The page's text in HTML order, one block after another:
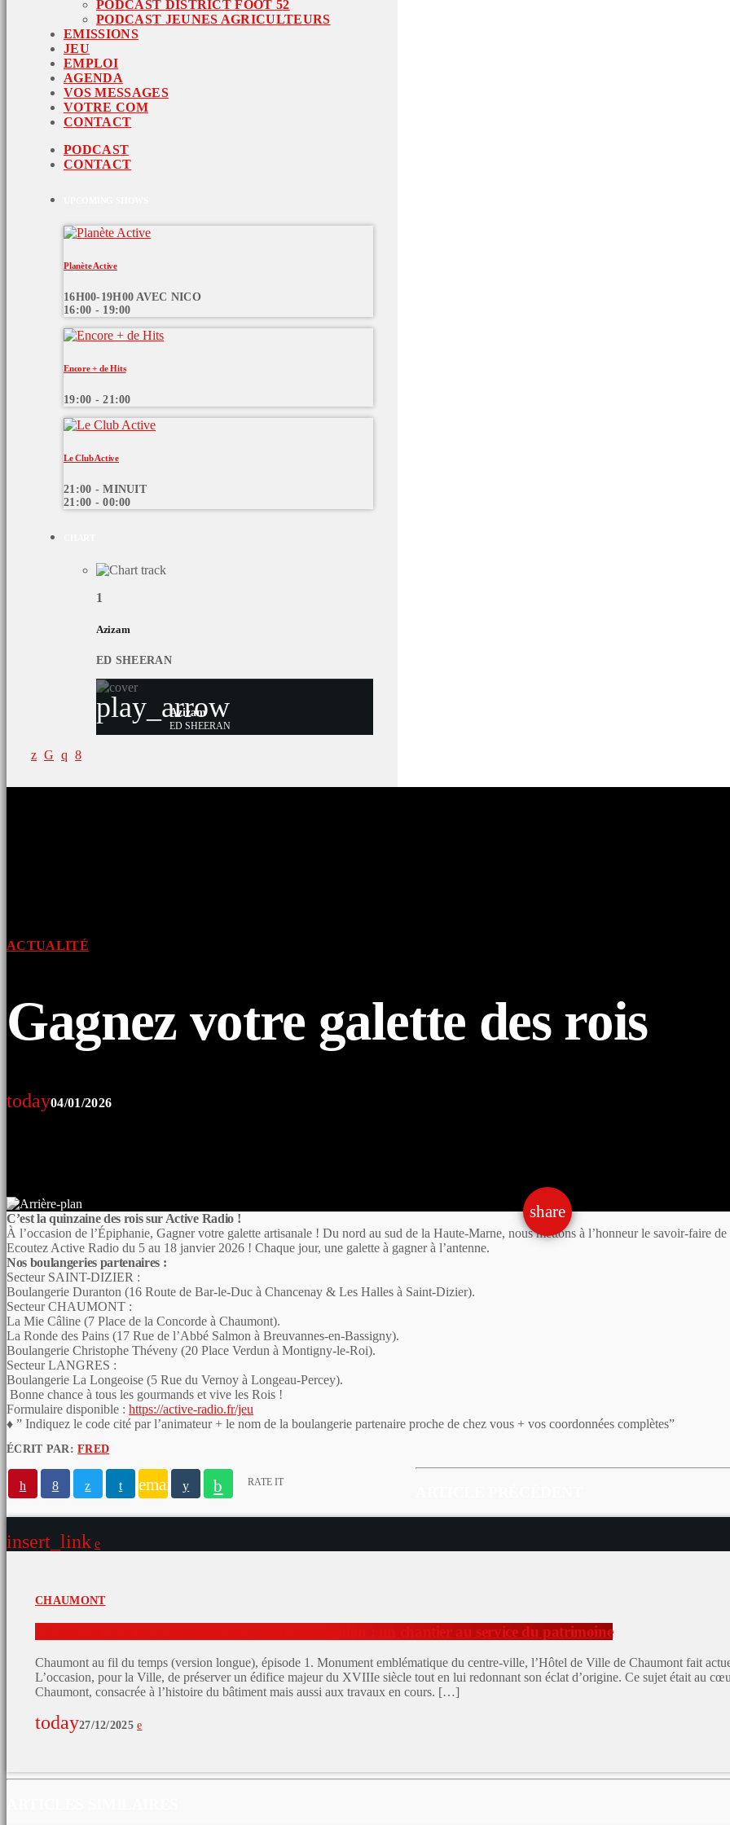
PODCAST DISTRICT FOOT 52
PODCAST JEUNES AGRICULTEURS
EMISSIONS
JEU
EMPLOI
AGENDA
VOS MESSAGES
VOTRE COM
CONTACT
PODCAST
CONTACT
Planète Active
16H00-19H00 AVEC NICO
16:00 - 19:00
Encore + de Hits
19:00 - 21:00
Le Club Active
21:00 - MINUIT
21:00 - 00:00
1
Azizam
ED SHEERAN
play_arrow
Azizam
ED SHEERAN
ACTUALITÉ
Gagnez votre galette des rois
today04/01/2026
share
email
C’est la quinzaine des rois sur Active Radio !
​À l’occasion de l’Épiphanie, Gagner votre galette artisanale ! Du nord au sud de la Haute-Marne, nous mettons à l’honneur le savoir-faire
Ecoutez Active Radio du 5 au 18 janvier 2026 ! Chaque jour, une galette à gagner à l’antenne.
Nos boulangeries partenaires :
​Secteur SAINT-DIZIER :
Boulangerie Duranton (16 Route de Bar-le-Duc à Chancenay & Les Halles à Saint-Dizier).
​Secteur CHAUMONT :
​La Mie Câline (7 Place de la Concorde à Chaumont).
​La Ronde des Pains (17 Rue de l’Abbé Salmon à Breuvannes-en-Bassigny).
Boulangerie Christophe Théveny (20 Place Verdun à Montigny-le-Roi).
​Secteur LANGRES :
Boulangerie La Longeoise (5 Rue du Vernoy à Longeau-Percey).
​ Bonne chance à tous les gourmands et vive les Rois !
Formulaire disponible : https://active-radio.fr/jeu
♦ ” Indiquez le code cité par l’animateur + le nom de la boulangerie partenaire proche de chez vous + vos coordonnées complètes”
ÉCRIT PAR:FRED
email RATE IT
insert_link
CHAUMONT
L’Hôtel de Ville de Chaumont en pleine restauration : un chantier au service du patrimoine
Chaumont au fil du temps (version longue), épisode 1. Monument emblématique du centre-ville, l’Hôtel de Ville de Chaumont fait
L’occasion, pour la Ville, de préserver un édifice majeur du XVIIIe siècle tout en lui redonnant son éclat d’origine. Ce sujet était au
Chaumont, consacrée à l’histoire du bâtiment mais aussi aux travaux en cours. […]
today27/12/2025